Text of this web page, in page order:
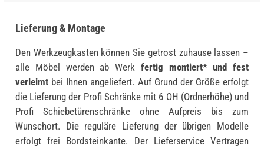
Lieferung & Montage
Den Werkzeugkasten können Sie getrost zuhause lassen –
alle Möbel werden ab Werk fertig montiert* und fest
verleimt bei Ihnen angeliefert. Auf Grund der Größe erfolgt
die Lieferung der Profi Schränke mit 6 OH (Ordnerhöhe) und
Profi Schiebetürenschränke ohne Aufpreis bis zum
Wunschort. Die reguläre Lieferung der übrigen Modelle
erfolgt frei Bordsteinkante. Der Lieferservice Vertragen